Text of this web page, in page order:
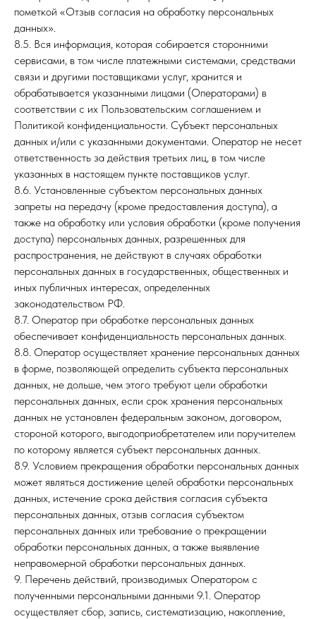
пометкой «Отзыв согласия на обработку персональных
данных».
8.5. Вся информация, которая собирается сторонними
сервисами, в том числе платежными системами, средствами
связи и другими поставщиками услуг, хранится и
обрабатывается указанными лицами (Операторами) в
соответствии с их Пользовательским соглашением и
Политикой конфиденциальности. Субъект персональных
данных и/или с указанными документами. Оператор не несет
ответственность за действия третьих лиц, в том числе
указанных в настоящем пункте поставщиков услуг.
8.6. Установленные субъектом персональных данных
запреты на передачу (кроме предоставления доступа), а
также на обработку или условия обработки (кроме получения
доступа) персональных данных, разрешенных для
распространения, не действуют в случаях обработки
персональных данных в государственных, общественных и
иных публичных интересах, определенных
законодательством РФ.
8.7. Оператор при обработке персональных данных
обеспечивает конфиденциальность персональных данных.
8.8. Оператор осуществляет хранение персональных данных
в форме, позволяющей определить субъекта персональных
данных, не дольше, чем этого требуют цели обработки
персональных данных, если срок хранения персональных
данных не установлен федеральным законом, договором,
стороной которого, выгодоприобретателем или поручителем
по которому является субъект персональных данных.
8.9. Условием прекращения обработки персональных данных
может являться достижение целей обработки персональных
данных, истечение срока действия согласия субъекта
персональных данных, отзыв согласия субъектом
персональных данных или требование о прекращении
обработки персональных данных, а также выявление
неправомерной обработки персональных данных.
9. Перечень действий, производимых Оператором с
полученными персональными данными 9.1. Оператор
осуществляет сбор, запись, систематизацию, накопление,